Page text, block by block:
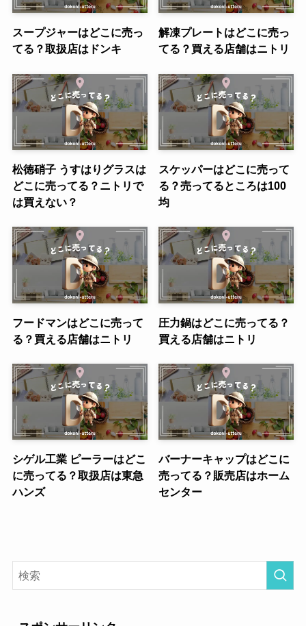
スープジャーはどこに売っ
てる？取扱店はドンキ
解凍プレートはどこに売っ
てる？買える店舗はニトリ
松徳硝子 うすはりグラスは
どこに売ってる？ニトリで
は買えない？
スケッパーはどこに売って
る？売ってるところは100
均
フードマンはどこに売って
る？買える店舗はニトリ
圧力鍋はどこに売ってる？
買える店舗はニトリ
シゲル工業 ピーラーはどこ
に売ってる？取扱店は東急
ハンズ
バーナーキャップはどこに
売ってる？販売店はホーム
センター